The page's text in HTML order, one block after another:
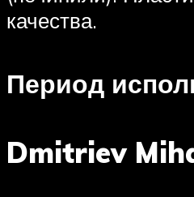
качества.
Период
Dmitriev